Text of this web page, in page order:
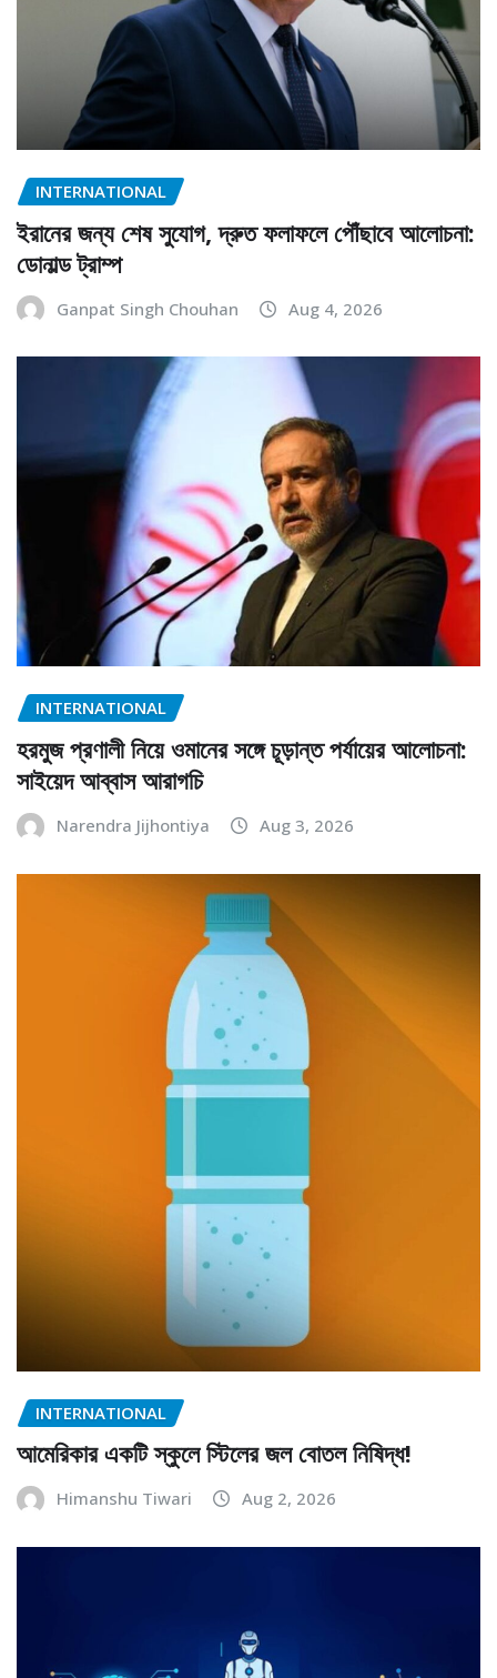
INTERNATIONAL
ইরানের জন্য শেষ সুযোগ, দ্রুত ফলাফলে পৌঁছাবে আলোচনা:
ডোনাল্ড ট্রাম্প
Ganpat Singh Chouhan Aug 4, 2026
INTERNATIONAL
হরমুজ প্রণালী নিয়ে ওমানের সঙ্গে চূড়ান্ত পর্যায়ের আলোচনা:
সাইয়েদ আব্বাস আরাগচি
Narendra Jijhontiya Aug 3, 2026
INTERNATIONAL
আমেরিকার একটি স্কুলে স্টিলের জল বোতল নিষিদ্ধ!
Himanshu Tiwari Aug 2, 2026